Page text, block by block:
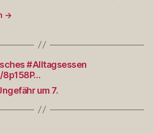
→
#Alltagsessen
um 7.